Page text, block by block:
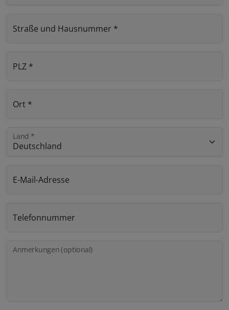
Straße und Hausnummer *
PLZ *
Ort *
Land *
E-Mail-Adresse
Telefonnummer
Anmerkungen (optional)